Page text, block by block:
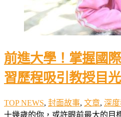
前進大學！掌握國
習歷程吸引教授目光
TOP NEWS, 封面故事, 文章, 深
十幾歲的你，或許眼前最大的目